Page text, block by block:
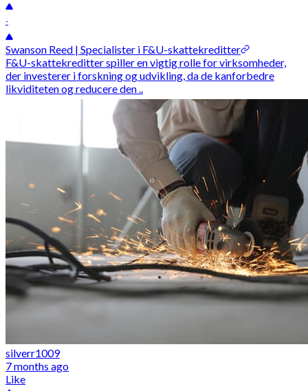
-
Swanson Reed | Specialister i F&U-skattekreditter
F&U-skattekreditter spiller en vigtig rolle for virksomheder,
der investerer i forskning og udvikling, da de kanforbedre
likviditeten og reducere den ..
silverr1009
7 months ago
Like